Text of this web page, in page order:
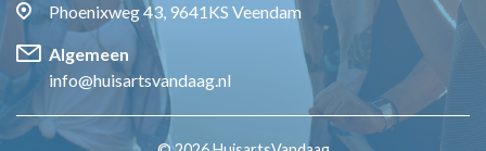
Phoenixweg 43, 9641KS Veendam
Algemeen
info@huisartsvandaag.nl